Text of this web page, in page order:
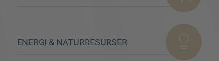
ENERGI & NATURRESURSER